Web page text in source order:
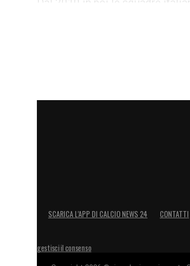
Juve e
Liverpool,Milan e Roma, una
SCARICA L’APP DI CALCIO NEWS 24 CONTATTI
gestisci il consenso